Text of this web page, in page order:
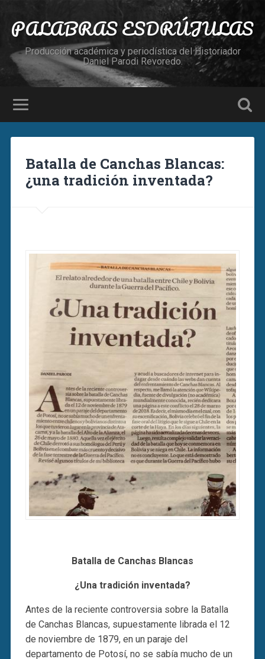
PALABRAS ESDRÚJULAS
Producción académica y periodística del Historiador
Daniel Parodi Revoredo.
Batalla de Canchas Blancas:
¿una tradición inventada?
Batalla de Canchas Blancas
¿Una tradición inventada?
Antes de la reciente controversia sobre la Batalla
de Canchas Blancas, supuestamente librada el 12
de noviembre de 1879, en un paraje del
departamento de Potosí, no se sabía mucho de un